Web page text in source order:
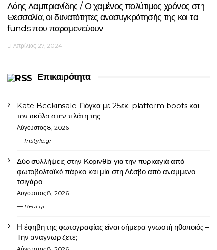
Λόης Λαμπριανίδης / Ο χαμένος πολύτιμος χρόνος στη
Θεσσαλία, οι δυνατότητες ανασυγκρότησής της και τα
funds που παραμονεύουν
Απρίλιος 27, 2024
Επικαιρότητα
Kate Beckinsale: Γιόγκα με 25εκ. platform boots και
τον σκύλο στην πλάτη της
Αύγουστος 8, 2026
InStyle.gr
Δύο συλλήψεις στην Κορινθία για την πυρκαγιά από
φωτοβολταϊκό πάρκο και μία στη Λέσβο από αναμμένο
τσιγάρο
Αύγουστος 8, 2026
Real.gr
Η έφηβη της φωτογραφίας είναι σήμερα γνωστή ηθοποιός –
Την αναγνωρίζετε;